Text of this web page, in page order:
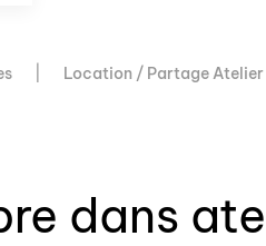
Location / Partage Atelier
dans